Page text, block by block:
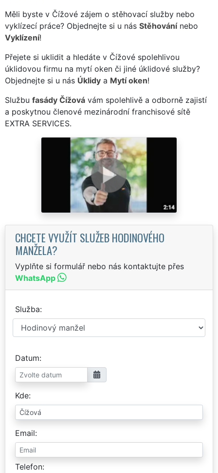
Měli byste v Čížové zájem o stěhovací služby nebo
vyklízecí práce? Objednejte si u nás Stěhovánínebo
Vyklízení!
Přejete si uklidit a hledáte v Čížové spolehlivou
úklidovou firmu na mytí oken či jiné úklidové služby?
Objednejte si u nás Úklidy a Mytí oken!
Službu fasády Čížová vám spolehlivě a odborně zajistí
a poskytnou členové mezinárodní franchisové sítě
EXTRA SERVICES.
CHCETE VYUŽÍT SLUŽEB HODINOVÉHO
MANŽELA?
Vyplňte si formulář nebo nás kontaktujte přes
WhatsApp
Služba
Datum
Kde
Email
Telefon